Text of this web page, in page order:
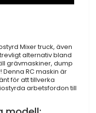
Mixer truck, även
alternativ bland
grävmaskiner, dump
RC maskin är
för att tillverka
arbetsfordon till